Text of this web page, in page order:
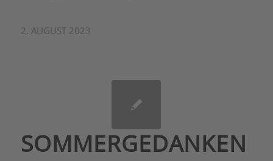
2. AUGUST 2023
SOMMERGEDANKEN